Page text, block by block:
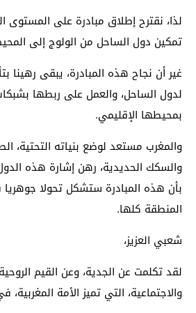
لذا، نقترح إطلاق مبادرة على
تمكين دول الساحل من الولوج إلى
غير أن نجاح هذه المبادرة، يبقى رهينا
لدول الساحل، والعمل على ربطها
بمحيطها الإقليمي.
والمغرب مستعد لوضع بنياته التحتية،
والسكك الحديدية، رهن إشارة هذه الدول
بأن هذه المبادرة ستشكل تحولا
المنطقة كلها.
شعبي العزيز،
لقد تكلمت عن الجدية، وعن القيم
والاجتماعية، التي تميز الأمة المغربية،